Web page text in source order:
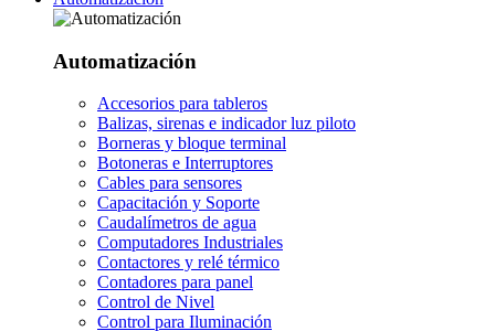
Automatización
Accesorios para tableros
Balizas, sirenas e indicador luz piloto
Borneras y bloque terminal
Botoneras e Interruptores
Cables para sensores
Capacitación y Soporte
Caudalímetros de agua
Computadores Industriales
Contactores y relé térmico
Contadores para panel
Control de Nivel
Control para Iluminación